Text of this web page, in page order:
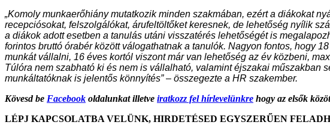
„Komoly munkaerőhiány mutatkozik minden szakmában, ezért a diákokat
recepciósokat, felszolgálókat, árufeltöltőket keresnek, de lehetőség nyílik
a diákok adott esetben a tanulás utáni visszatérés lehetőségét is
forintos bruttó órabér között válogathatnak a tanulók. Nagyon fontos, hogy
munkát vállalni, 16 éves kortól viszont már van lehetőség az év közbeni,
Túlóra nem szabható ki és nem is vállalható, valamint éjszakai műszakban
munkáltatóknak is jelentős könnyítés” – összegezte a HR szakember.
Kövesd be Facebook oldalunkat illetve iratkozz fel hírlevelünkre hogy az elsők
LÉPJ KAPCSOLATBA VELÜNK, HIRDETÉSED EGYSZERŰEN